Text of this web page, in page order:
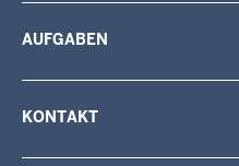
AUFGABEN
KONTAKT